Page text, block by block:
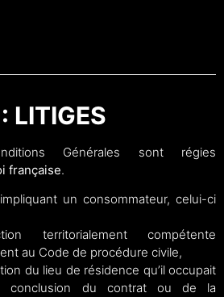
LITIGES
Générales sont régies
française.
un consommateur, celui-ci
territorialement compétente
au Code de procédure civile,
du lieu de résidence qu’il occupait
conclusion du contrat ou de la